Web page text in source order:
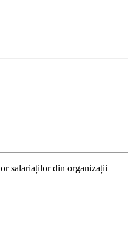
salariaților din organizații